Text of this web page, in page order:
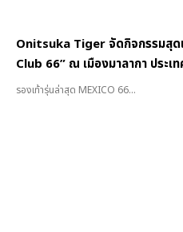
Onitsuka Tiger จัดกิจกรรมสุ
Club 66” ณ เมืองมาลากา ประเ
รองเท้ารุ่นล่าสุด MEXICO 66...